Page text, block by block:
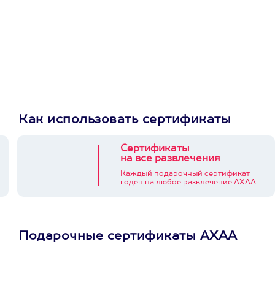
Как использовать сертификаты
Сертификаты
на все развлечения
Каждый подарочный сертификат
годен на любое развлечение АХАА
Подарочные сертификаты АХАА